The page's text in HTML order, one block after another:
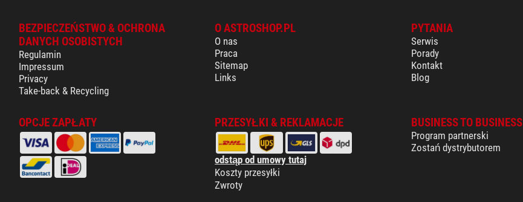
BEZPIECZEŃSTWO & OCHRONA
DANYCH OSOBISTYCH
Regulamin
Impressum
Privacy
Take-back & Recycling
O ASTROSHOP.PL
O nas
Praca
Sitemap
Links
PYTANIA
Serwis
Porady
Kontakt
Blog
OPCJE ZAPŁATY PRZESYŁKI & REKLAMACJE
odstąp od umowy tutaj
Koszty przesyłki
Zwroty
BUSINESS TO BUSINESS
Program partnerski
Zostań dystrybutorem